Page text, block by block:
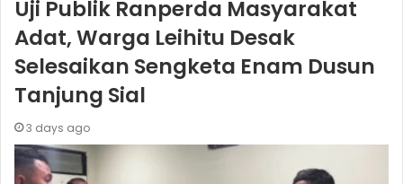
Uji Publik Ranperda Masyarakat
Adat, Warga Leihitu Desak
Selesaikan Sengketa Enam Dusun
Tanjung Sial
3 days ago